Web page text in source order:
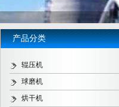
产品分类
辊压机
球磨机
烘干机